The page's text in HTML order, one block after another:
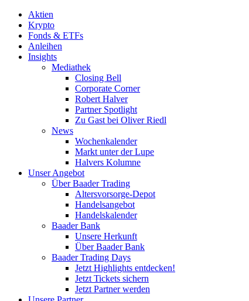
Aktien
Krypto
Fonds & ETFs
Anleihen
Insights
Mediathek
Closing Bell
Corporate Corner
Robert Halver
Partner Spotlight
Zu Gast bei Oliver Riedl
News
Wochenkalender
Markt unter der Lupe
Halvers Kolumne
Unser Angebot
Über Baader Trading
Altersvorsorge-Depot
Handelsangebot
Handelskalender
Baader Bank
Unsere Herkunft
Über Baader Bank
Baader Trading Days
Jetzt Highlights entdecken!
Jetzt Tickets sichern
Jetzt Partner werden